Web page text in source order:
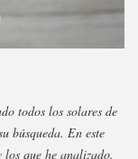
pero como se suele
faciales Dermo
150 ml.
pero p...
todos los solares de
búsqueda. En este
que he analizado.